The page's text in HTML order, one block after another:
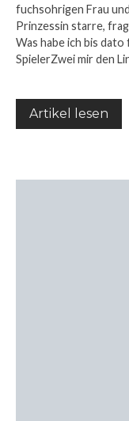
fuchsohrigen Frau
Prinzessin starre,
Was habe ich bis
SpielerZwei mir den
Artikel lesen